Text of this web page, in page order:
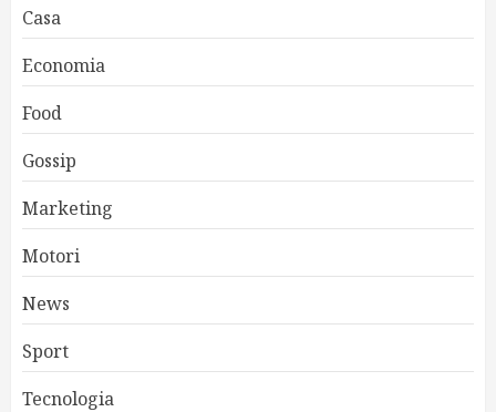
Casa
Economia
Food
Gossip
Marketing
Motori
News
Sport
Tecnologia